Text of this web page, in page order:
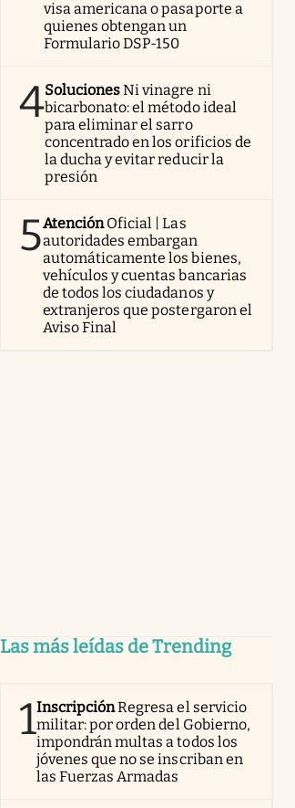
visa americana o pasaporte a
quienes obtengan un
Formulario DSP-150
4SolucionesNi vinagre ni
bicarbonato: el método ideal
para eliminar el sarro
concentrado en los orificios de
la ducha y evitar reducir la
presión
5AtenciónOficial | Las
autoridades embargan
automáticamente los bienes,
vehículos y cuentas bancarias
de todos los ciudadanos y
extranjeros que postergaron el
Aviso Final
Las más leídas de Trending
1InscripciónRegresa el servicio
militar: por orden del Gobierno,
impondrán multas a todos los
jóvenes que no se inscriban en
las Fuerzas Armadas